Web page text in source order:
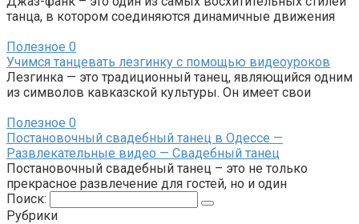
танца, в котором соединяются динамичные движения
Полезное 0
Учимся танцевать лезгинку с помощью видеоуроков
Лезгинка — это традиционный танец, являющийся одним
из символов кавказской культуры. Он имеет свои
Полезное 0
Постановочный свадебный танец в Одессе —
Развлекательные видео — Свадебный танец
Постановочный свадебный танец – это не только
прекрасное развлечение для гостей, но и один
Поиск:
Рубрики